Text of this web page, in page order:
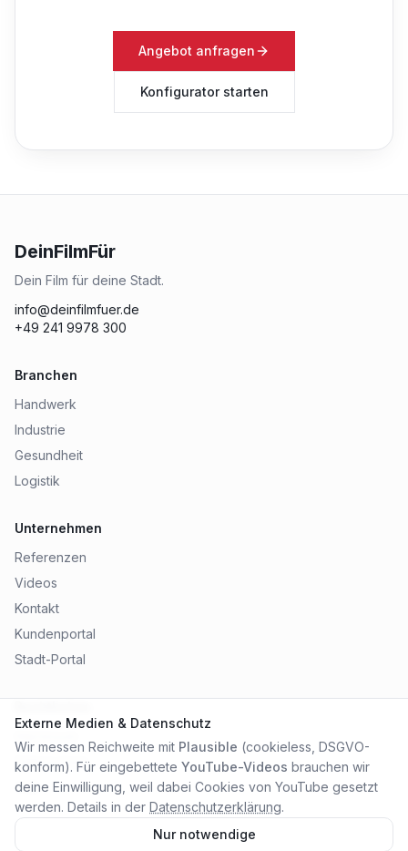
Angebot anfragen
Konfigurator starten
DeinFilmFür
Dein Film für deine Stadt.
info@deinfilmfuer.de
+49 241 9978 300
Branchen
Handwerk
Industrie
Gesundheit
Logistik
Unternehmen
Referenzen
Videos
Kontakt
Kundenportal
Stadt-Portal
Datenschutz
AGB
Externe Medien & Datenschutz
Wir messen Reichweite mit Plausible (cookieless, DSGVO-
konform). Für eingebettete YouTube-Videos brauchen wir
deine Einwilligung, weil dabei Cookies von YouTube gesetzt
werden. Details in der Datenschutzerklärung.
Nur notwendige